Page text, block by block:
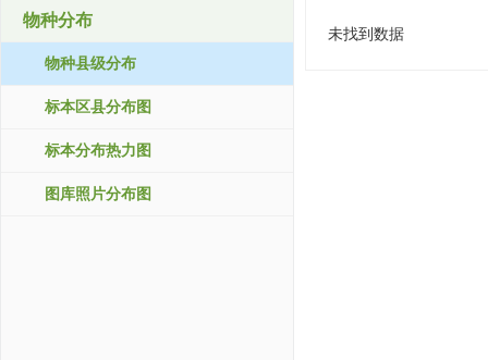
物种分布
物种县级分布
标本区县分布图
标本分布热力图
图库照片分布图
未找到数据